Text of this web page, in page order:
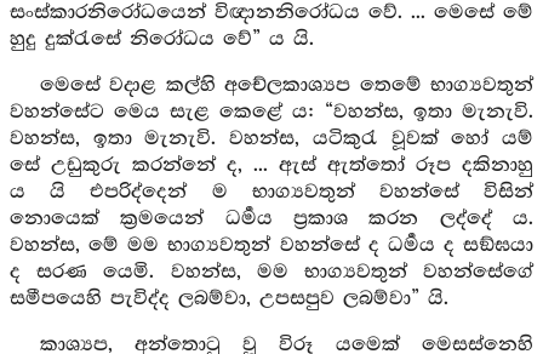
සංස්කාරනිරෝධයෙන් විඥානනිරෝධය වේ. ... මෙසේ මේ
හුදු දුක්රැසේ නිරෝධය වේ” ය යි.
මෙසේ වදාළ කල්හි අචේලකාශ්‍යප තෙමේ භාග්‍යවතුන්
වහන්සේට මෙය සැළ කෙළේ ය: “වහන්ස, ඉතා මැනැවි.
වහන්ස, ඉතා මැනැවි. වහන්ස, යටිකුරැ වූවක් හෝ යම්
සේ උඩුකුරු කරන්නේ ද, ... ඇස් ඇත්තෝ රූප දකිනාහු
ය යි එපරිද්දෙන් ම භාග්‍යවතුන් වහන්සේ විසින්
නොයෙක් ක්‍රමයෙන් ධර්‍මය ප්‍රකාශ කරන ලද්දේ ය.
වහන්ස, මේ මම භාග්‍යවතුන් වහන්සේ ද ධර්‍මය ද සඞ්ඝයා
ද සරණ යෙමි. වහන්ස, මම භාග්‍යවතුන් වහන්සේගේ
සමීපයෙහි පැවිද්ද ලබම්වා, උපසපුව ලබම්වා” යි.
කාශ්‍යප, අන්තොටු වූ විරූ යමෙක් මෙසස්නෙහි